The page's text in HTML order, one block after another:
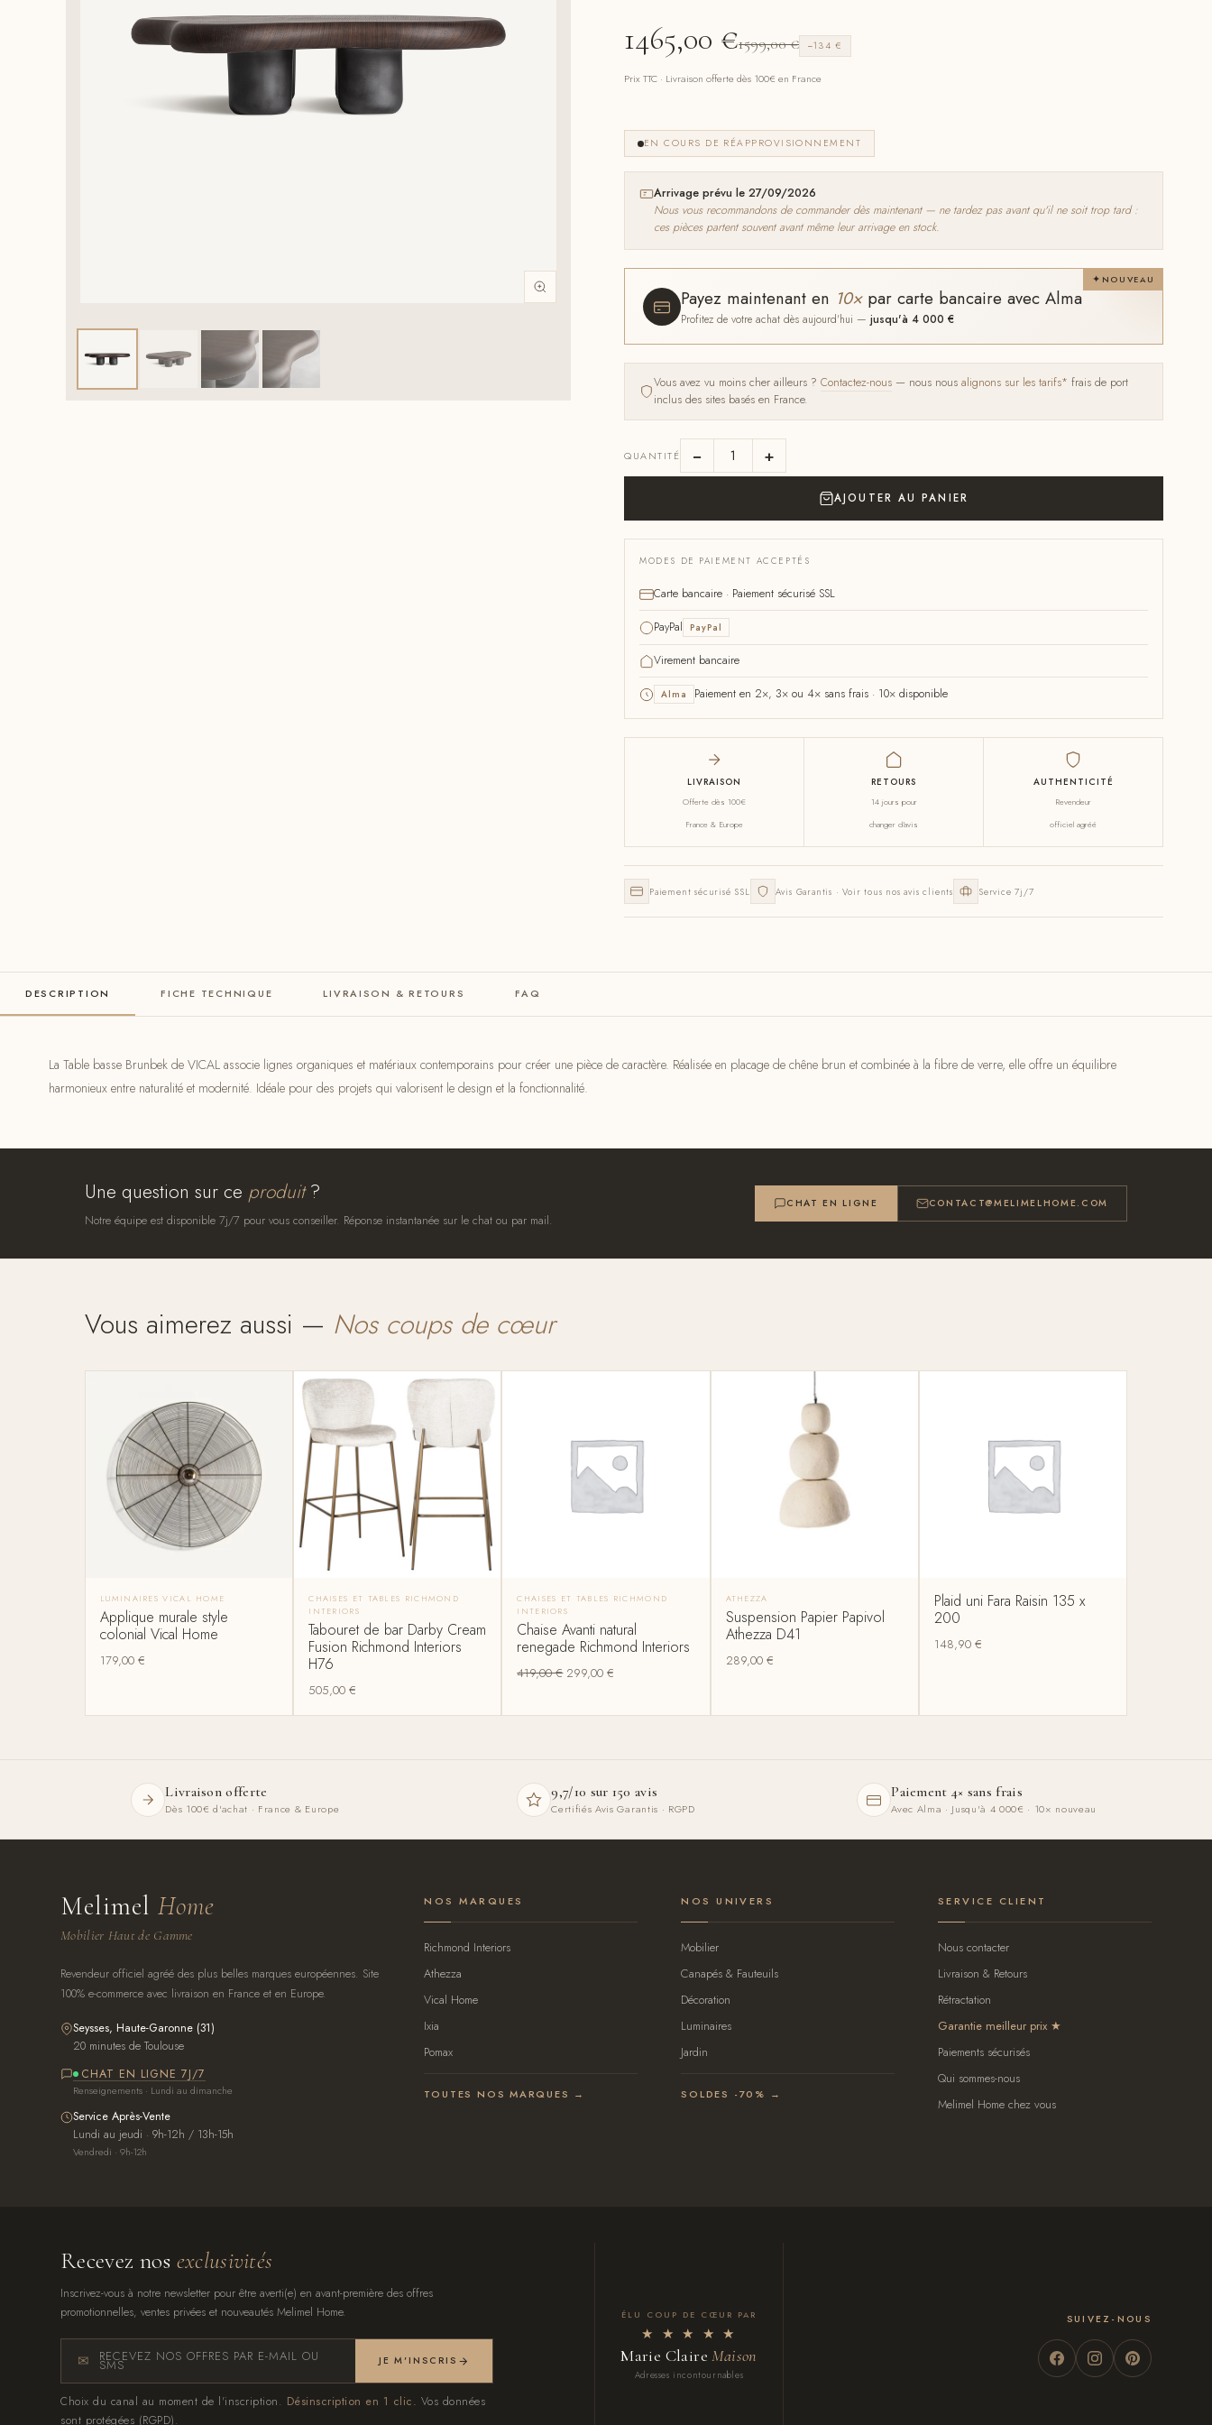
1465,00 €1599,00€ −134 €
Prix TTC · Livraison offerte dès 100€ en France
EN COURS DE RÉAPPROVISIONNEMENT
Arrivage prévu le 27/09/2026
Nous vous recommandons de commander dès maintenant — ne tardez pas avant qu'il ne soit trop tard :
ces pièces partent souvent avant même leur arrivage en stock.
NOUVEAU
Payez maintenant en 10×par carte bancaire avec Alma
Profitez de votre achat dès aujourd'hui — jusqu'à 4 000 €
Vous avez vu moins cher ailleurs ? Contactez-nous — nous nous alignons sur les tarifs* frais de port
inclus des sites basés en France.
QUANTITÉ − +
AJOUTER AU PANIER
MODES DE PAIEMENT ACCEPTÉS
Carte bancaire · Paiement sécurisé SSL
PayPal PayPal
Virement bancaire
Alma Paiement en 2×, 3× ou 4× sans frais · 10× disponible
LIVRAISON
Offerte dès 100€
France & Europe
RETOURS
14 jours pour
changer d'avis
AUTHENTICITÉ
Revendeur
officiel agréé
Paiement sécurisé SSL Avis Garantis · Voir tous nos avis clients Service 7j/7
DESCRIPTION FICHE TECHNIQUE LIVRAISON & RETOURS FAQ
La Table basse Brunbek de VICAL associe lignes organiques et matériaux contemporains pour créer une pièce de caractère. Réalisée en placage de chêne brun et combinée à la fibre de verre, elle offre un équilibre
harmonieux entre naturalité et modernité. Idéale pour des projets qui valorisent le design et la fonctionnalité.
Une question sur ce produit?
Notre équipe est disponible 7j/7 pour vous conseiller. Réponse instantanée sur le chat ou par mail.
CHAT EN LIGNE CONTACT@MELIMELHOME.COM
Vous aimerez aussi — Nos coups de cœur
LUMINAIRES VICAL HOME
Applique murale style
colonial Vical Home
179,00€
CHAISES ET TABLES RICHMOND
INTERIORS
Tabouret de bar Darby Cream
Fusion Richmond Interiors
H76
505,00€
CHAISES ET TABLES RICHMOND
INTERIORS
Chaise Avanti natural
renegade Richmond Interiors
419,00€ 299,00€
ATHEZZA
Suspension Papier Papivol
Athezza D41
289,00 €
Plaid uni Fara Raisin 135 x
200
148,90 €
Livraison offerte
Dès 100€ d'achat · France & Europe
9,7/10 sur 150 avis
Certifiés Avis Garantis · RGPD
Paiement 4× sans frais
Avec Alma · Jusqu'à 4 000€ · 10× nouveau
MelimelHome
Mobilier Haut de Gamme
Revendeur officiel agréé des plus belles marques européennes. Site
100% e-commerce avec livraison en France et en Europe.
Seysses, Haute-Garonne (31)
20 minutes de Toulouse
CHAT EN LIGNE 7J/7
Renseignements · Lundi au dimanche
Service Après-Vente
Lundi au jeudi · 9h-12h / 13h-15h
Vendredi · 9h-12h
NOS MARQUES
Richmond Interiors
Athezza
Vical Home
Ixia
Pomax
TOUTES NOS MARQUES →
NOS UNIVERS
Mobilier
Canapés & Fauteuils
Décoration
Luminaires
Jardin
SOLDES -70% →
SERVICE CLIENT
Nous contacter
Livraison & Retours
Rétractation
Garantie meilleur prix
Paiements sécurisés
Qui sommes-nous
Melimel Home chez vous
Recevez nos exclusivités
Inscrivez-vous à notre newsletter pour être averti(e) en avant-première des offres
promotionnelles, ventes privées et nouveautés Melimel Home.
RECEVEZ NOS OFFRES PAR E-MAIL OU
SMS JE M'INSCRIS
Choix du canal au moment de l'inscription. Désinscription en 1 clic. Vos données
sont protégées (RGPD).
ÉLU COUP DE CŒUR PAR
★ ★ ★ ★ ★
Marie ClaireMaison
Adresses incontournables
SUIVEZ-NOUS